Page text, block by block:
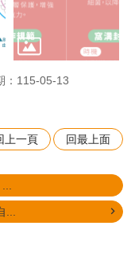
：115-05-13
上一頁 回最上面